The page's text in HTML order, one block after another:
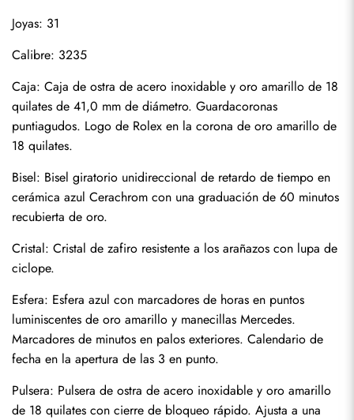
Joyas: 31
Calibre: 3235
Caja: Caja de ostra de acero inoxidable y oro amarillo de 18
quilates de 41,0 mm de diámetro. Guardacoronas
puntiagudos. Logo de Rolex en la corona de oro amarillo de
18 quilates.
Bisel: Bisel giratorio unidireccional de retardo de tiempo en
cerámica azul Cerachrom con una graduación de 60 minutos
recubierta de oro.
Cristal: Cristal de zafiro resistente a los arañazos con lupa de
ciclope.
Esfera: Esfera azul con marcadores de horas en puntos
luminiscentes de oro amarillo y manecillas Mercedes.
Marcadores de minutos en palos exteriores. Calendario de
fecha en la apertura de las 3 en punto.
Pulsera: Pulsera de ostra de acero inoxidable y oro amarillo
de 18 quilates con cierre de bloqueo rápido. Ajusta a una
Enviar